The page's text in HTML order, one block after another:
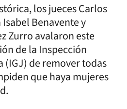
los jueces Carlos
Benavente y
Zurro avalaron este
de la Inspección
(IGJ) de remover todas
que haya mujeres